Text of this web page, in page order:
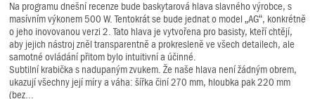
Na programu dnešní recenze bude baskytarová hlava slavného výrobce, s
masívním výkonem 500 W. Tentokrát se bude jednat o model „AG“, konkrétně
o jeho inovovanou verzi 2. Tato hlava je vytvořena pro basisty, kteří chtějí,
aby jejich nástroj zněl transparentně a prokresleně ve všech detailech, ale
samotné ovládání přitom bylo intuitivní a účinné.
Subtilní krabička s nadupaným zvukem. Že naše hlava není žádným obrem,
ukazují všechny její míry a váha: šířka činí 270 mm, hloubka pak 220 mm
(bez...